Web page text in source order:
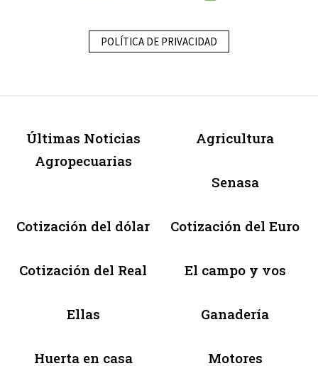
POLÍTICA DE PRIVACIDAD
Últimas Noticias
Agropecuarias
Agricultura
Senasa
Cotización del dólar Cotización del Euro
Cotización del Real El campo y vos
Ellas Ganadería
Huerta en casa Motores